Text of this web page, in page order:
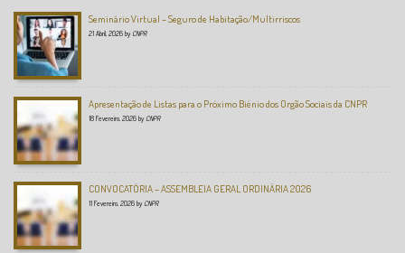
Seminário Virtual – Seguro de Habitação/Multirriscos
21 Abril, 2026 by CNPR
Apresentação de Listas para o Próximo Biénio dos Orgão Sociais da CNPR
18 Fevereiro, 2026 by CNPR
CONVOCATÓRIA – ASSEMBLEIA GERAL ORDINÁRIA 2026
11 Fevereiro, 2026 by CNPR